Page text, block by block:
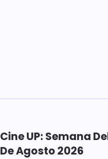
Cine UP: Semana
De Agosto 2026